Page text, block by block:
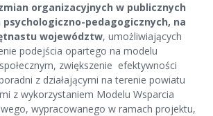
organizacyjnych w publicznych
psychologiczno-pedagogicznych, na
województw, umożliwiających
podejścia opartego na modelu
zwiększenie efektywności
z działającymi na terenie powiatu
z wykorzystaniem Modelu Wsparcia
wypracowanego w ramach projektu,